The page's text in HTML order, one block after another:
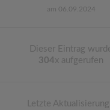
am 06.09.2024
Dieser Eintrag
304x aufgerufen
Letzte Aktualisierung